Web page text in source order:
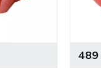
489